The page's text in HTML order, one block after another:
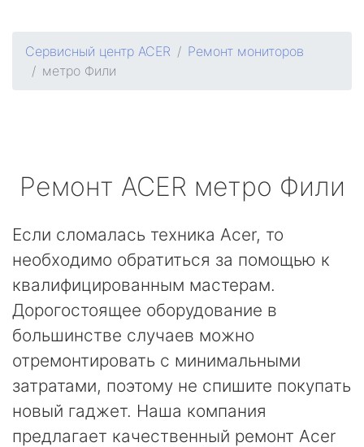
Сервисный центр ACER
Ремонт мониторов
метро Фили
Ремонт ACER метро Фили
Если сломалась техника Acer, то
необходимо обратиться за помощью к
квалифицированным мастерам.
Дорогостоящее оборудование в
большинстве случаев можно
отремонтировать с минимальными
затратами, поэтому не спишите покупать
новый гаджет. Наша компания
предлагает качественный ремонт Acer